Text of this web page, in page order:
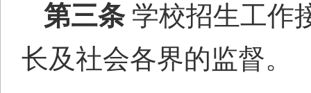
第三条学校招生工作
长及社会各界的监督。